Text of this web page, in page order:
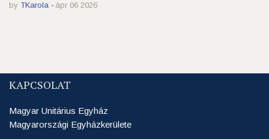
by TKarola ápr 06 2026
KAPCSOLAT
Magyar Unitárius Egyház
Magyarországi Egyházkerülete